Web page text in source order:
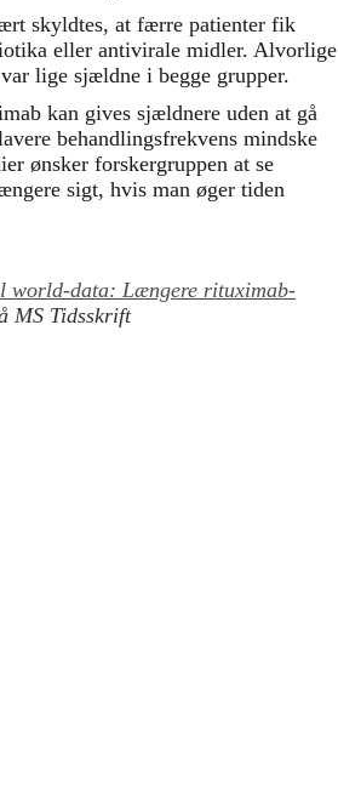
skyldtes, at færre patienter fik
eller antivirale midler. Alvorlige
lige sjældne i begge grupper.
kan gives sjældnere uden at gå
behandlingsfrekvens mindske
ønsker forskergruppen at se
sigt, hvis man øger tiden
world-data: Længere rituximab-
MS Tidsskrift